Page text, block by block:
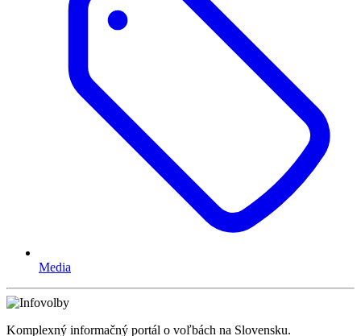
Media
Komplexný informačný portál o voľbách na Slovensku.